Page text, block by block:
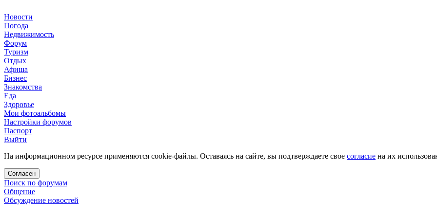
Новости
Погода
Недвижимость
Форум
Туризм
Отдых
Афиша
Бизнес
Знакомства
Еда
Здоровье
Мои фотоальбомы
Настройки форумов
Паспорт
Выйти
На информационном ресурсе применяются cookie-файлы. Оставаясь на сайте, вы подтверждаете свое согласие на их
Согласен
Поиск по форумам
Общение
Обсуждение новостей